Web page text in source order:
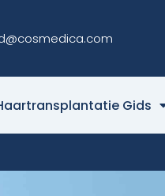
Gids